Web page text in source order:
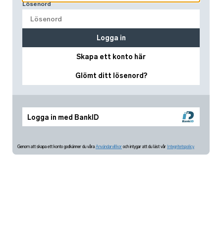
Logga in med BankID
Lösenord
Skapa ett konto här
Glömt ditt lösenord?
Logga in
Genom att skapa ett konto godkänner du våra Användarvillkor och intygar att du läst vår Integritetspolicy.